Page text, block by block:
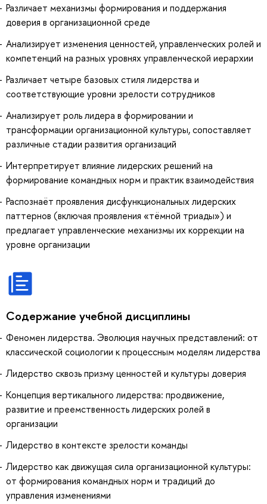
Различает механизмы формирования и поддержания
доверия в организационной среде
Анализирует изменения ценностей, управленческих ролей и
компетенций на разных уровнях управленческой иерархии
Различает четыре базовых стиля лидерства и
соответствующие уровни зрелости сотрудников
Анализирует роль лидера в формировании и
трансформации организационной культуры, сопоставляет
различные стадии развития организаций
Интерпретирует влияние лидерских решений на
формирование командных норм и практик взаимодействия
Распознаёт проявления дисфункциональных лидерских
паттернов (включая проявления «тёмной триады») и
предлагает управленческие механизмы их коррекции на
уровне организации
Содержание учебной дисциплины
Феномен лидерства. Эволюция научных представлений: от
классической социологии к процессным моделям лидерства
Лидерство сквозь призму ценностей и культуры доверия
Концепция вертикального лидерства: продвижение,
развитие и преемственность лидерских ролей в
организации
Лидерство в контексте зрелости команды
Лидерство как движущая сила организационной культуры:
от формирования командных норм и традиций до
управления изменениями